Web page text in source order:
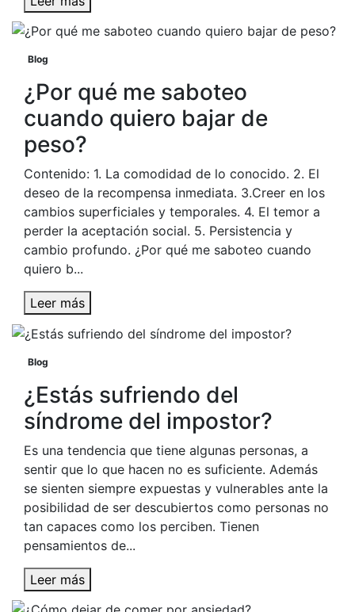
Blog
¿Por qué me saboteo
cuando quiero bajar de
peso?
Contenido: 1. La comodidad de lo conocido. 2. El
deseo de la recompensa inmediata. 3.Creer en los
cambios superficiales y temporales. 4. El temor a
perder la aceptación social. 5. Persistencia y
cambio profundo. ¿Por qué me saboteo cuando
quiero b...
Leer más
Blog
¿Estás sufriendo del
síndrome del impostor?
Es una tendencia que tiene algunas personas, a
sentir que lo que hacen no es suficiente. Además
se sienten siempre expuestas y vulnerables ante la
posibilidad de ser descubiertos como personas no
tan capaces como los perciben. Tienen
pensamientos de...
Leer más